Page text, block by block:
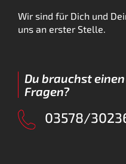
Wir sind für Dich und
uns an erster Stelle.
Du brauchst
Fragen?
03578/